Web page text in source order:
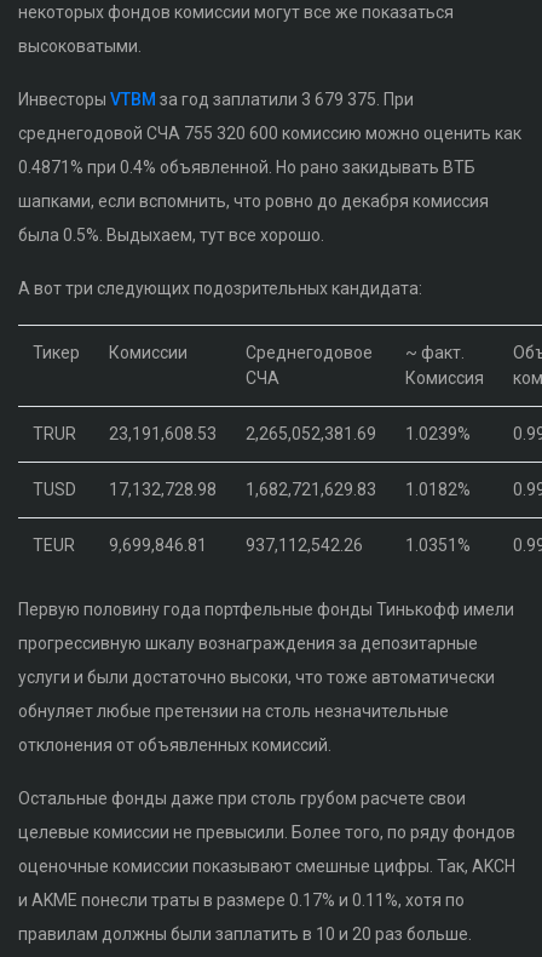
некоторых фондов комиссии могут все же показаться
высоковатыми.
Инвесторы VTBM за год заплатили 3 679 375. При
среднегодовой СЧА 755 320 600 комиссию можно оценить как
0.4871% при 0.4% объявленной. Но рано закидывать ВТБ
шапками, если вспомнить, что ровно до декабря комиссия
была 0.5%. Выдыхаем, тут все хорошо.
А вот три следующих подозрительных кандидата:
Тикер Комиссии
Среднегодовое
СЧА
~ факт.
Комиссия
TRUR 23,191,608.53 2,265,052,381.69 1.0239%
TUSD 17,132,728.98 1,682,721,629.83 1.0182%
TEUR 9,699,846.81 937,112,542.26 1.0351%
Первую половину года портфельные фонды Тинькофф имели
прогрессивную шкалу вознаграждения за депозитарные
услуги и были достаточно высоки, что тоже автоматически
обнуляет любые претензии на столь незначительные
отклонения от объявленных комиссий.
Остальные фонды даже при столь грубом расчете свои
целевые комиссии не превысили. Более того, по ряду фондов
оценочные комиссии показывают смешные цифры. Так, AKCH
и AKME понесли траты в размере 0.17% и 0.11%, хотя по
правилам должны были заплатить в 10 и 20 раз больше.